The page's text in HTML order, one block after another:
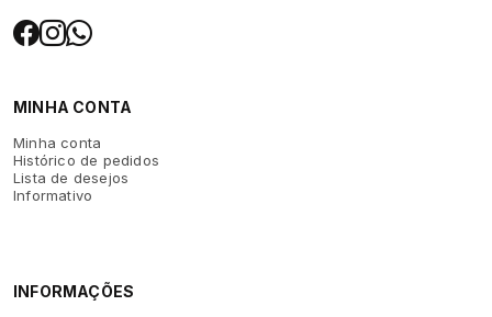
MINHA CONTA
Minha conta
Histórico de pedidos
Lista de desejos
Informativo
INFORMAÇÕES